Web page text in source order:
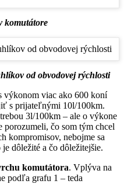
komutátore
od obvodovej rýchlosti
výkonom viac ako 600 koní
s prijateľnými 10l/100km.
3l/100km – ale o výkone
porozumeli, čo som tým chcel
kompromisov, nebojme sa
dôležité a čo dôležitejšie.
komutátora. Vplýva na
podľa grafu 1 – teda